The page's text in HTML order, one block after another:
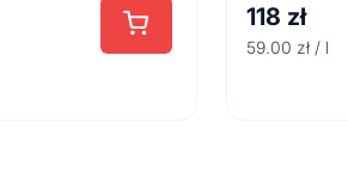
118 zł
59.00 zł / l